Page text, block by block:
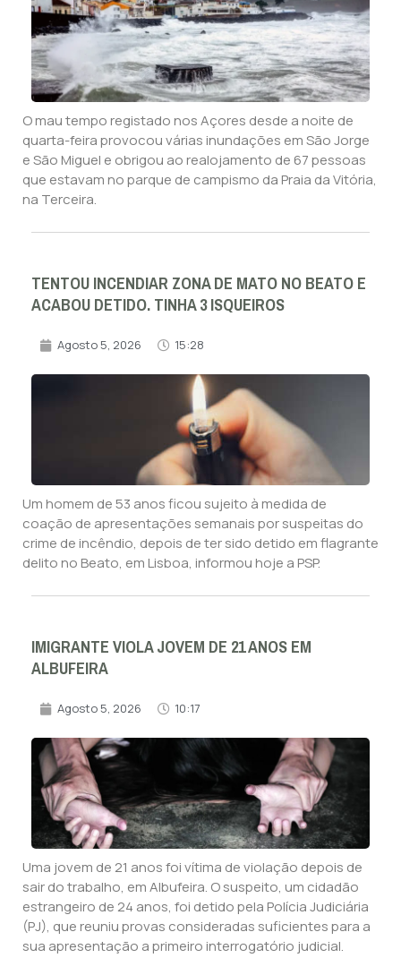
O mau tempo registado nos Açores desde a noite de
quarta-feira provocou várias inundações em São Jorge
e São Miguel e obrigou ao realojamento de 67 pessoas
que estavam no parque de campismo da Praia da Vitória,
na Terceira.
TENTOU INCENDIAR ZONA DE MATO NO BEATO E
ACABOU DETIDO. TINHA 3 ISQUEIROS
Agosto 5, 2026 15:28
Um homem de 53 anos ficou sujeito à medida de
coação de apresentações semanais por suspeitas do
crime de incêndio, depois de ter sido detido em flagrante
delito no Beato, em Lisboa, informou hoje a PSP.
IMIGRANTE VIOLA JOVEM DE 21 ANOS EM
ALBUFEIRA
Agosto 5, 2026 10:17
Uma jovem de 21 anos foi vítima de violação depois de
sair do trabalho, em Albufeira. O suspeito, um cidadão
estrangeiro de 24 anos, foi detido pela Polícia Judiciária
(PJ), que reuniu provas consideradas suficientes para a
sua apresentação a primeiro interrogatório judicial.